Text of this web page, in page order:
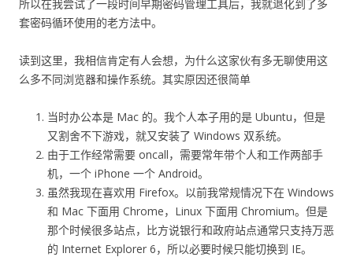
所以在我尝试了一段时间早期密码管理工具后，我就退化到了多
套密码循环使用的老方法中。
读到这里，我相信肯定有人会想，为什么这家伙有多无聊使用这
么多不同浏览器和操作系统。其实原因还很简单
当时办公本是 Mac 的。我个人本子用的是 Ubuntu，但是
又割舍不下游戏，就又安装了 Windows 双系统。
由于工作经常需要 oncall，需要常年带个人和工作两部手
机，一个 iPhone 一个 Android。
虽然我现在喜欢用 Firefox。以前我常规情况下在 Windows
和 Mac 下面用 Chrome，Linux 下面用 Chromium。但是
那个时候很多站点，比方说银行和政府站点通常只支持万恶
的 Internet Explorer 6，所以必要时候只能切换到 IE。